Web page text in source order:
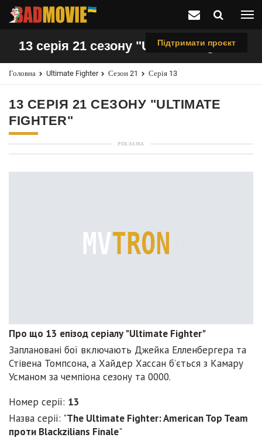
Підтримати проєкт
13 серія 21 сезону "Ultimate Fighter"
Головна Ultimate Fighter Сезон 21 Серія 13
13 СЕРІЯ 21 СЕЗОНУ "ULTIMATE
FIGHTER"
РЕКЛАМА
Про що 13 епізод серіалу "Ultimate Fighter"
Заплановані бої включають Джейка Елленбергера та
Стівена Томпсона, а Хайдер Хассан б’ється з Камару
Усманом за чемпіона сезону та 0000.
Номер серії: 13
Назва серії: "The Ultimate Fighter: American Top Team
проти Blackzilians Finale"